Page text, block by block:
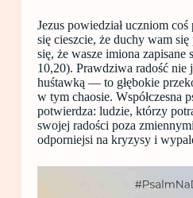
Jezus powiedział uczniom
się cieszcie, że duchy wam
się, że wasze imiona zapisane
10,20). Prawdziwa radość nie
huśtawką — to głębokie
w tym chaosie. Współczesna
potwierdza: ludzie, którzy
swojej radości poza
odporniejsi na kryzysy i